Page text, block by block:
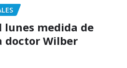
lunes medida de
doctor Wilber